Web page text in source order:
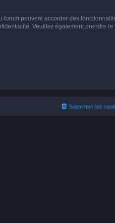
forum peuvent accorder des
Veuillez également prendre
Supprimer les